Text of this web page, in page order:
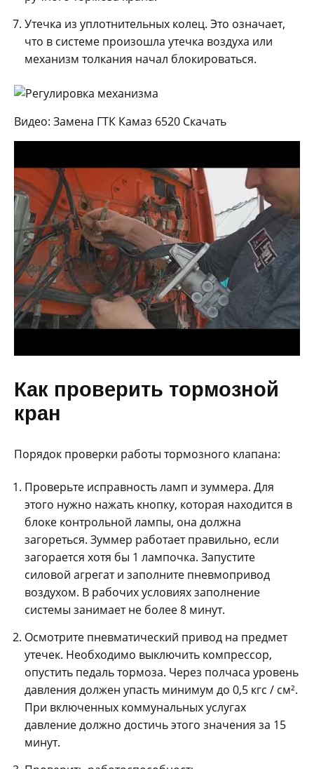
Утечка из уплотнительных колец. Это означает,
что в системе произошла утечка воздуха или
механизм толкания начал блокироваться.
Видео: Замена ГТК Камаз 6520 Скачать
Как проверить тормозной
кран
Порядок проверки работы тормозного клапана:
Проверьте исправность ламп и зуммера. Для
этого нужно нажать кнопку, которая находится в
блоке контрольной лампы, она должна
загореться. Зуммер работает правильно, если
загорается хотя бы 1 лампочка. Запустите
силовой агрегат и заполните пневмопривод
воздухом. В рабочих условиях заполнение
системы занимает не более 8 минут.
Осмотрите пневматический привод на предмет
утечек. Необходимо выключить компрессор,
опустить педаль тормоза. Через полчаса уровень
давления должен упасть минимум до 0,5 кгс / см².
При включенных коммунальных услугах
давление должно достичь этого значения за 15
минут.